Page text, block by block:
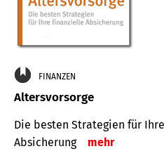
FINANZEN
Altersvorsorge
Die besten Strategien für
Absicherung
mehr